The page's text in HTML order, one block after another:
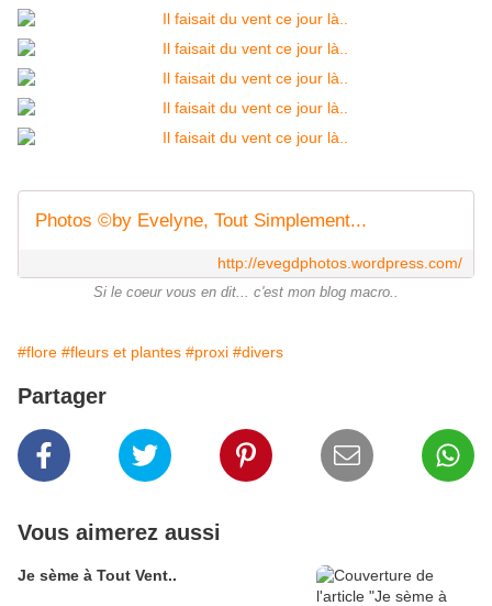
Photos ©by Evelyne, Tout Simplement...
http://evegdphotos.wordpress.com/
Si le coeur vous en dit... c'est mon blog macro..
#flore #fleurs et plantes #proxi #divers
Partager
Vous aimerez aussi
Je sème à Tout Vent..